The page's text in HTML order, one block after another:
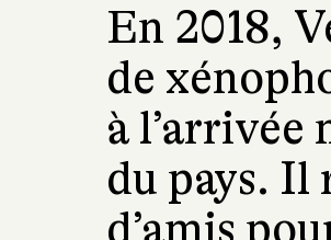
En 2018,
de
à l’arrivée
du pays. Il
d’amis